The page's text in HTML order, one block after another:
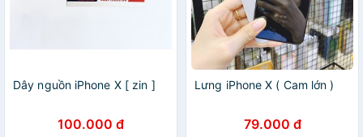
Dây nguồn iPhone X [ zin ]
100.000 đ
Lưng iPhone X ( Cam lớn )
79.000 đ